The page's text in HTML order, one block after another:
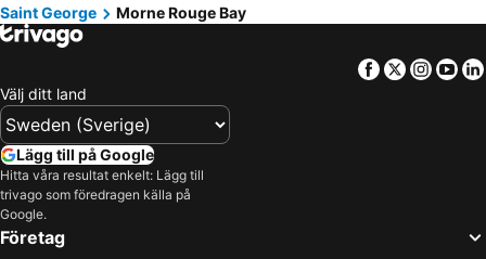
Saint George
Morne Rouge Bay
Facebook
Twitter
Välj ditt land
Lägg till på Google
Hitta våra resultat enkelt: Lägg till
trivago som föredragen källa på
Google.
Företag